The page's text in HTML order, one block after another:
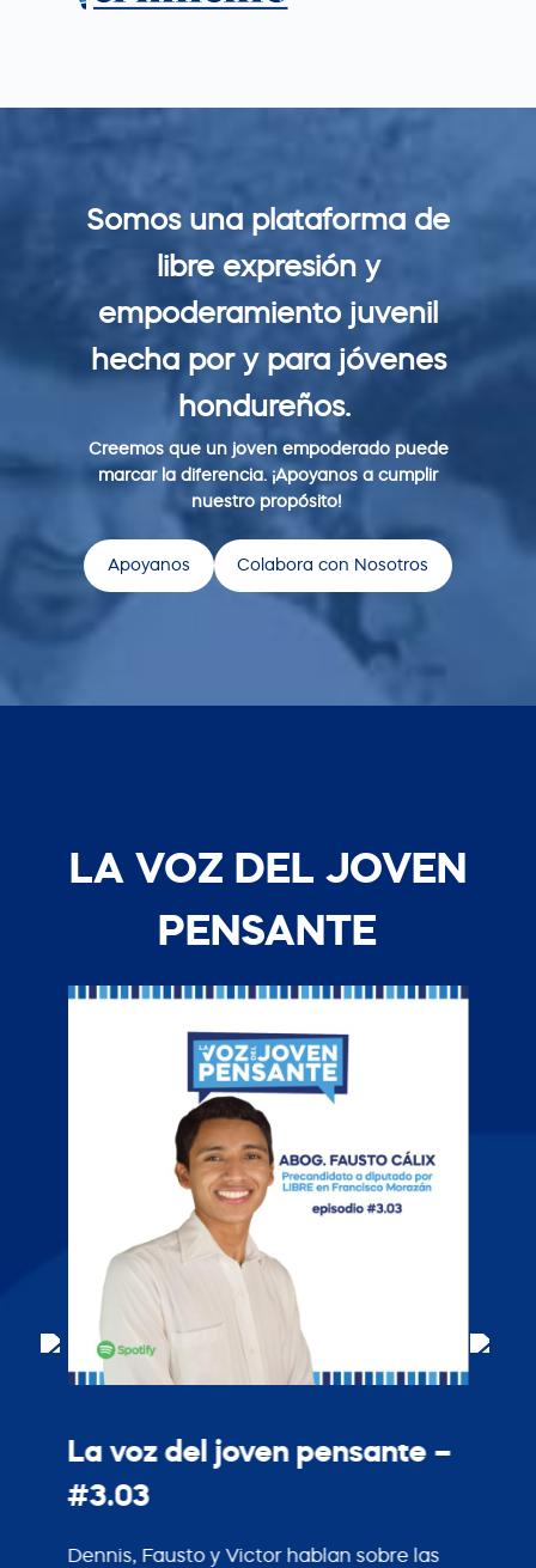
n
Somos una plataforma de
libre expresión y
empoderamiento juvenil
hecha por y para jóvenes
hondureños.
Creemos que un joven empoderado puede
marcar la diferencia. ¡Apoyanos a cumplir
nuestro propósito!
Apoyanos Colabora con Nosotros
LA VOZ DEL JOVEN
PENSANTE
La voz del joven pensante –
#3.03
Dennis, Fausto y Victor hablan sobre las